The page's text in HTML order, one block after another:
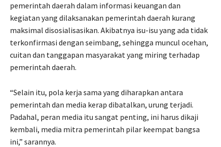
pemerintah daerah dalam informasi keuangan dan
kegiatan yang dilaksanakan pemerintah daerah kurang
maksimal disosialisasikan. Akibatnya isu-isu yang ada tidak
terkonfirmasi dengan seimbang, sehingga muncul ocehan,
cuitan dan tanggapan masyarakat yang miring terhadap
pemerintah daerah.
“Selain itu, pola kerja sama yang diharapkan antara
pemerintah dan media kerap dibatalkan, urung terjadi.
Padahal, peran media itu sangat penting, ini harus dikaji
kembali, media mitra pemerintah pilar keempat bangsa
ini,” sarannya.